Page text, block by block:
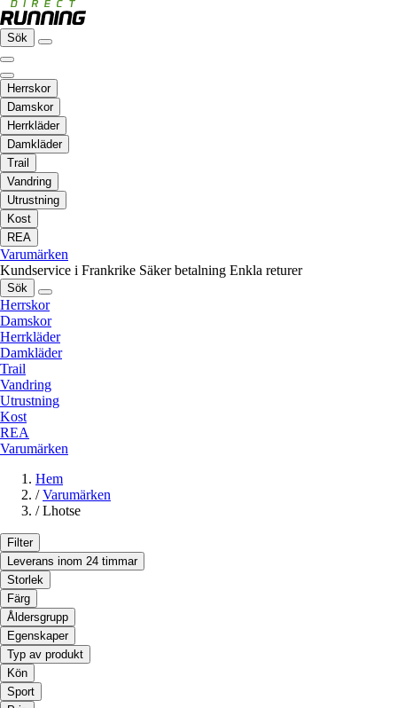
Sök
Herrskor
Damskor
Herrkläder
Damkläder
Trail
Vandring
Utrustning
Kost
REA
Varumärken
Kundservice i Frankrike Säker betalning Enkla returer
Sök
Herrskor
Damskor
Herrkläder
Damkläder
Trail
Vandring
Utrustning
Kost
REA
Varumärken
Hem
/ Varumärken
/ Lhotse
Filter
Leverans inom 24 timmar
Storlek
Färg
Åldersgrupp
Egenskaper
Typ av produkt
Kön
Sport